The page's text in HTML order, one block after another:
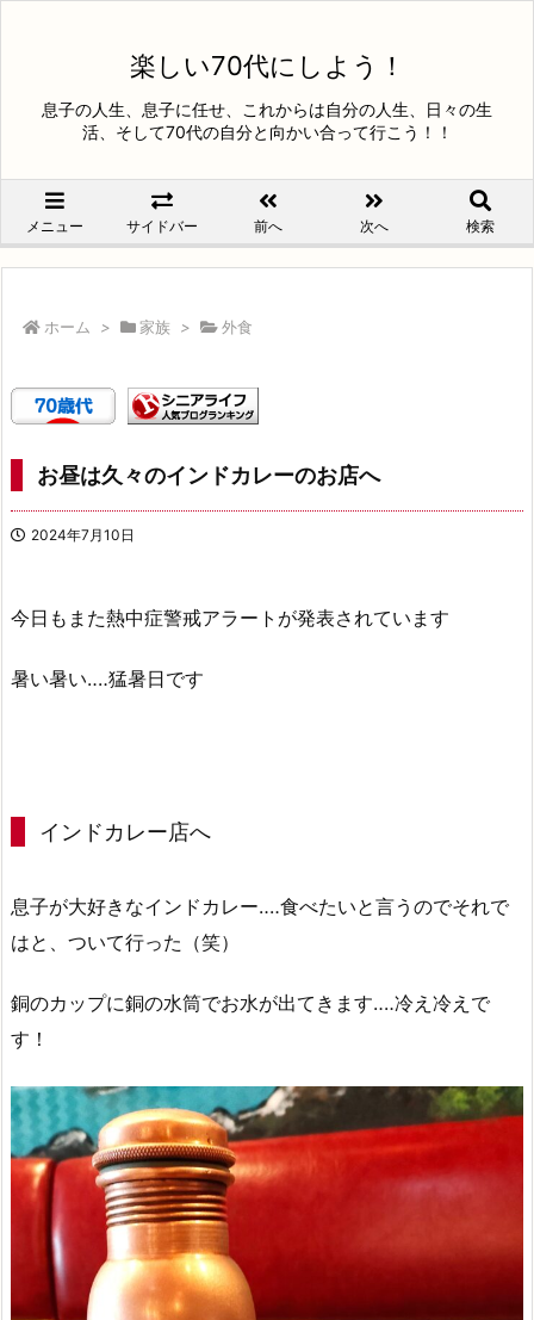
楽しい70代にしよう！
息子の人生、息子に任せ、これからは自分の人生、日々の生
活、そして70代の自分と向かい合って行こう！！
メニュー サイドバー 前へ 次へ 検索
ホーム > 家族 > 外食
お昼は久々のインドカレーのお店へ
2024年7月10日
今日もまた熱中症警戒アラートが発表されています
暑い暑い‥‥猛暑日です
インドカレー店へ
息子が大好きなインドカレー‥‥食べたいと言うのでそれで
はと、ついて行った（笑）
銅のカップに銅の水筒でお水が出てきます‥‥冷え冷えで
す！